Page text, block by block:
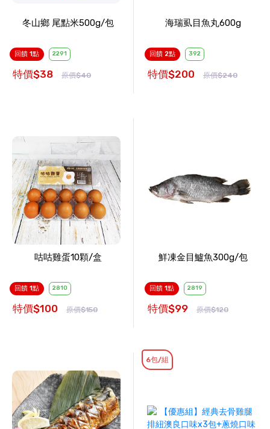
冬山鄉 尾點米500g/包
回饋 1點 2291
特價$38 原價$40
海瑞虱目魚丸600g
回饋 2點 392
特價$200 原價$240
咕咕雞蛋10顆/盒
回饋 1點 2810
特價$100 原價$150
鮮凍金目鱸魚300g/包
回饋 1點 2819
特價$99 原價$120
6包/組